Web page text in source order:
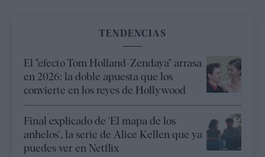
TENDENCIAS
El "efecto Tom Holland-Zendaya" arrasa
en 2026: la doble apuesta que los
convierte en los reyes de Hollywood
Final explicado de 'El mapa de los
anhelos', la serie de Alice Kellen que ya
puedes ver en Netflix